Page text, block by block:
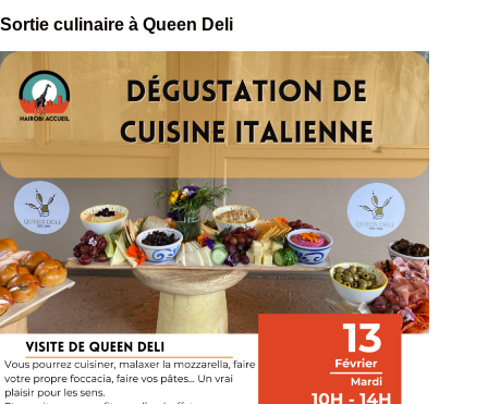
Sortie culinaire à Queen Deli